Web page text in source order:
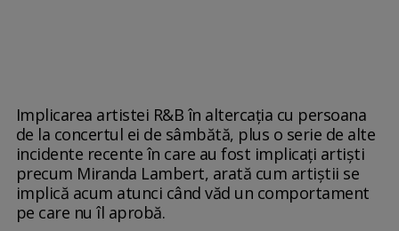
Implicarea artistei R&B în altercația cu persoana
de la concertul ei de sâmbătă, plus o serie de alte
incidente recente în care au fost implicați artiști
precum Miranda Lambert, arată cum artiștii se
implică acum atunci când văd un comportament
pe care nu îl aprobă.